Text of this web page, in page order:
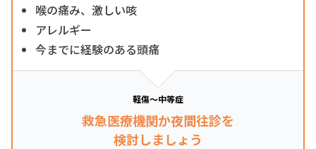
喉の痛み、激しい咳
アレルギー
今までに経験のある頭痛
軽傷～中等症
救急医療機関か夜間往診を
検討しましょう